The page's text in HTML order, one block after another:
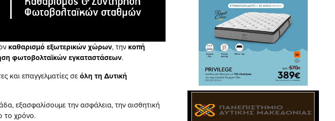
καθαρισμό εξωτερικών χώρων, την κοπή
φωτοβολταϊκών εγκαταστάσεων.
και επαγγελματίες σεόλη τη Δυτική
εξασφαλίσουμε την ασφάλεια, την αισθητική
το χρόνο.